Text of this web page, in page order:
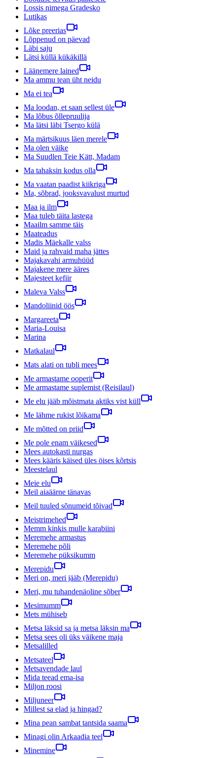
Lossis nimega Gradesko
Lutikas
Lõke preerias
Lõppenud on päevad
Läbi saju
Lätsi küllä kükäkillä
Läänemere lained
Ma ammu tean üht neidu
Ma ei tea
Ma loodan, et saan sellest üle
Ma lõbus õllepruulija
Ma lätsi läbi Tsergo külä
Ma märtsikuus läen merele
Ma olen väike
Ma Suudlen Teie Kätt, Madam
Ma tahaksin kodus olla
Ma vaatan paadist kiikriga
Ma, sõbrad, jooksvavalust murtud
Maa ja ilm
Maa tuleb täita lastega
Maailm samme täis
Maateadus
Madis Mäekalle valss
Maid ja rahvaid maha jättes
Majakavahi armuhüüd
Majakene mere ääres
Majesteet kefiir
Maleva Valss
Mandoliinid öös
Margareeta
Maria-Louisa
Marina
Matkalaul
Mats alati on tubli mees
Me armastame ooperit
Me armastame suplemist (Reisilaul)
Me elu jääb mõistmata aktiks vist küll
Me lähme rukist lõikama
Me mõtted on priid
Me pole enam väikesed
Mees autokasti nurgas
Mees kääris käised üles öises kõrtsis
Meestelaul
Meie elu
Meil aiaäärne tänavas
Meil tuuled sõnumeid tõivad
Meistrimehed
Memm kinkis mulle karabiini
Meremehe armastus
Meremehe põli
Meremehe püksikumm
Merepidu
Meri on, meri jääb (Merepidu)
Meri, mu tuhandenäoline sõber
Mesimumm
Mets mühiseb
Metsa läksid sa ja metsa läksin ma
Metsa sees oli üks väikene maja
Metsalilled
Metsateel
Metsavendade laul
Mida teead ema-isa
Miljon roosi
Miljuneer
Millest sa elad ja hingad?
Mina pean sambat tantsida saama
Minagi olin Arkaadia teel
Minemine